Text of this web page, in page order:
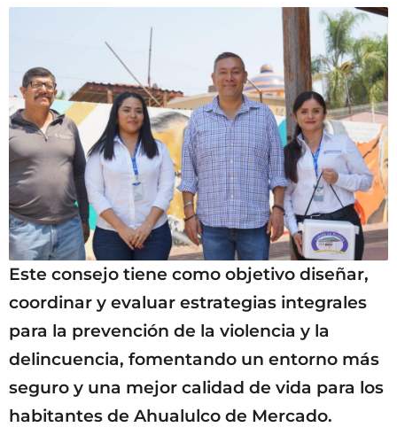
Este consejo tiene como objetivo diseñar,
coordinar y evaluar estrategias integrales
para la prevención de la violencia y la
delincuencia, fomentando un entorno más
seguro y una mejor calidad de vida para los
habitantes de Ahualulco de Mercado.